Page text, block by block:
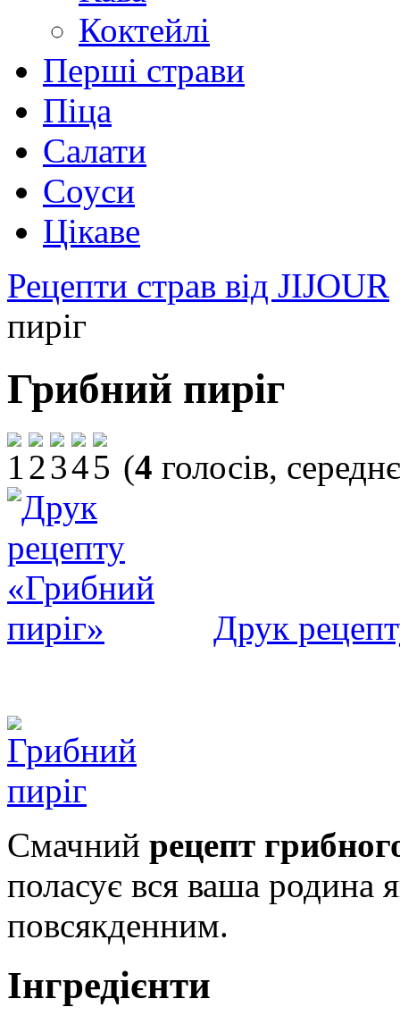
Коктейлі
Перші страви
Піца
Салати
Соуси
Цікаве
Рецепти страв від JIJOUR
пиріг
Грибний пиріг
(4 голосів,
Друк
Смачний рецепт
поласує вся ваша родина
повсякденним.
Інгредієнти